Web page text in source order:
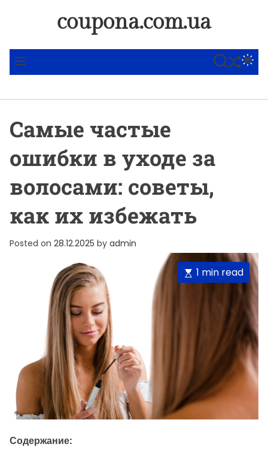
c
coupona.com.ua
S
W
C
SHUFFLE
S
E
C
M
Самые частые
ошибки в уходе за
волосами: советы,
как их избежать
Posted on 28.12.2025 by admin
E
s
d
r
e
1 min read
Содержание: